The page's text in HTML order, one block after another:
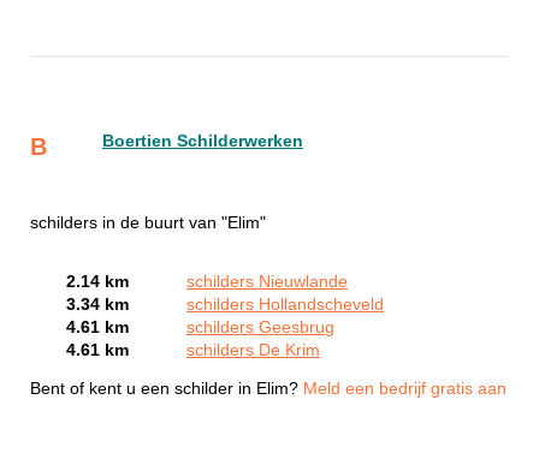
B Boertien Schilderwerken
schilders in de buurt van "Elim"
2.14 km
schilders Nieuwlande
3.34 km
schilders Hollandscheveld
4.61 km
schilders Geesbrug
4.61 km
schilders De Krim
Bent of kent u een schilder in Elim? Meld een bedrijf gratis aan